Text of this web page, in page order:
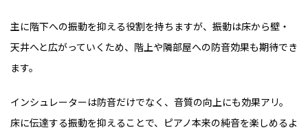
主に階下への振動を抑える役割を持ちますが、振動は床から壁・
天井へと広がっていくため、階上や隣部屋への防音効果も期待でき
ます。
インシュレーターは防音だけでなく、音質の向上にも効果アリ。
床に伝達する振動を抑えることで、ピアノ本来の純音を楽しめるよ